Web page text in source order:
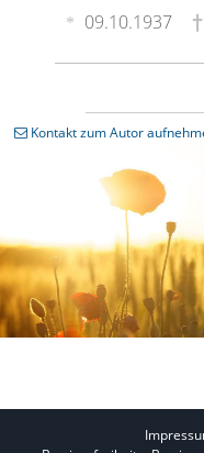
09.10.1937
Kontakt zum Autor